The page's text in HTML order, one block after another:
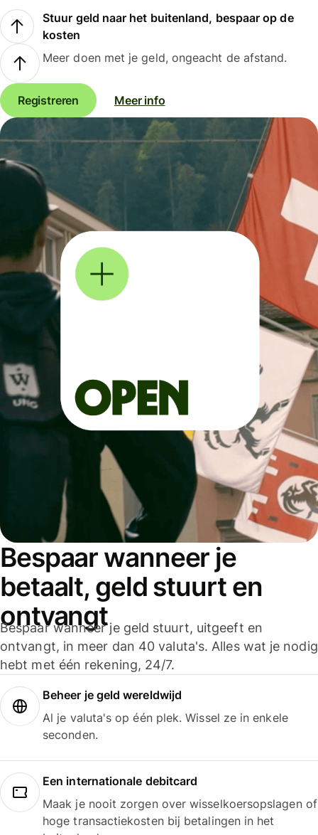
Stuur geld naar het buitenland, bespaar op de
kosten
Meer doen met je geld, ongeacht de afstand.
Registreren Meer info
Bespaar wanneer je
betaalt, geld stuurt en
ontvangt
Bespaar wanneer je geld stuurt, uitgeeft en
ontvangt, in meer dan 40 valuta's. Alles wat je nodig
hebt met één rekening, 24/7.
Beheer je geld wereldwijd
Al je valuta's op één plek. Wissel ze in enkele
seconden.
Een internationale debitcard
Maak je nooit zorgen over wisselkoersopslagen of
hoge transactiekosten bij betalingen in het